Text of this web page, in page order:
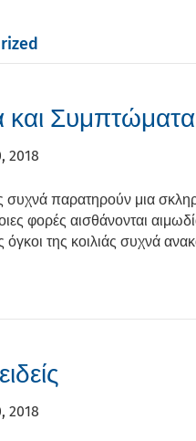
και Συμπτώματα
2018
συχνά παρατηρούν μια
φορές αισθάνονται
όγκοι της κοιλιάς συχνά
2018